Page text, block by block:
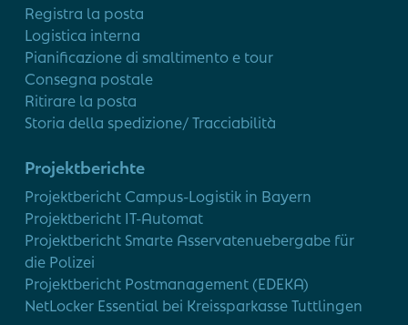
Registra la posta
Logistica interna
Pianificazione di smaltimento e tour
Consegna postale
Ritirare la posta
Storia della spedizione/ Tracciabilità
Projektberichte
Projektbericht Campus-Logistik in Bayern
Projektbericht IT-Automat
Projektbericht Smarte Asservatenuebergabe für
die Polizei
Projektbericht Postmanagement (EDEKA)
NetLocker Essential bei Kreissparkasse Tuttlingen